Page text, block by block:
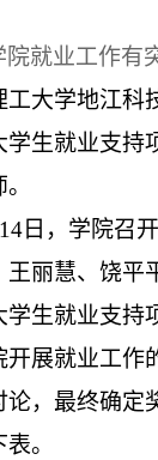
院就业工作有
工大学地江科
学生就业支持
14日，学院召
王丽慧、饶平
学生就业支持
开展就业工作
论，最终确定
。